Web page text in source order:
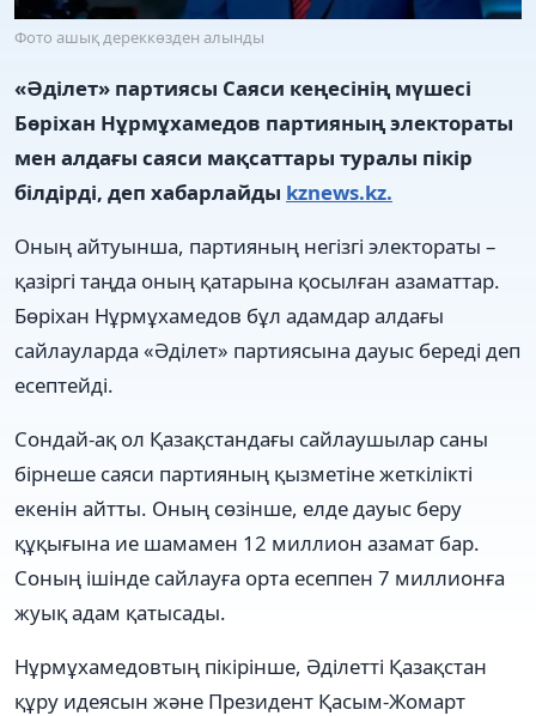
Фото ашық дереккөзден алынды
«Әділет» партиясы Саяси кеңесінің мүшесі
Бөріхан Нұрмұхамедов партияның электораты
мен алдағы саяси мақсаттары туралы пікір
білдірді, деп хабарлайды kznews.kz.
Оның айтуынша, партияның негізгі электораты –
қазіргі таңда оның қатарына қосылған азаматтар.
Бөріхан Нұрмұхамедов бұл адамдар алдағы
сайлауларда «Әділет» партиясына дауыс береді деп
есептейді.
Сондай-ақ ол Қазақстандағы сайлаушылар саны
бірнеше саяси партияның қызметіне жеткілікті
екенін айтты. Оның сөзінше, елде дауыс беру
құқығына ие шамамен 12 миллион азамат бар.
Соның ішінде сайлауға орта есеппен 7 миллионға
жуық адам қатысады.
Нұрмұхамедовтың пікірінше, Әділетті Қазақстан
құру идеясын және Президент Қасым-Жомарт